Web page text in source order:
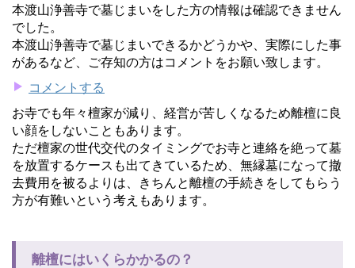
本渡山浄善寺で墓じまいをした方の情報は確認できません
でした。
本渡山浄善寺で墓じまいできるかどうかや、実際にした事
があるなど、ご存知の方はコメントをお願い致します。
コメントする
お寺でも年々檀家が減り、経営が苦しくなるため離檀に良
い顔をしないこともあります。
ただ檀家の世代交代のタイミングでお寺と連絡を絶って墓
を放置するケースも出てきているため、無縁墓になって撤
去費用を被るよりは、きちんと離檀の手続きをしてもらう
方が有難いという考えもあります。
離檀にはいくらかかるの？